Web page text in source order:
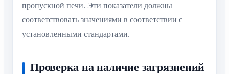
пропускной печи. Эти показатели должны
соответствовать значениями в соответствии с
установленными стандартами.
Проверка на наличие загрязнений